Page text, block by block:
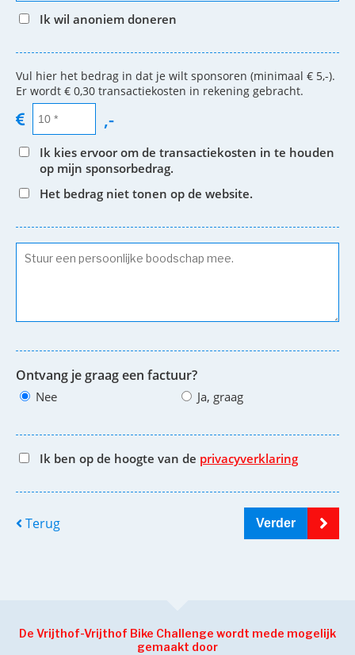
Ik wil anoniem doneren
Vul hier het bedrag in dat je wilt sponsoren (minimaal € 5,-).
Er wordt € 0,30 transactiekosten in rekening gebracht.
,-
Ik kies ervoor om de transactiekosten in te houden
op mijn sponsorbedrag.
Het bedrag niet tonen op de website.
Ontvang je graag een factuur?
Nee Ja, graag
Ik ben op de hoogte van de privacyverklaring
Terug Verder
De Vrijthof-Vrijthof Bike Challenge wordt mede mogelijk
gemaakt door